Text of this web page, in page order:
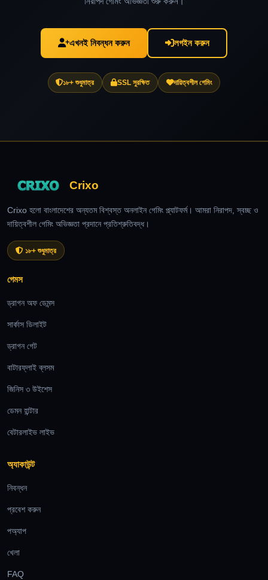
এখনই নিবন্ধন করুন লগইন করুন
১৮+ শুধুমাত্র SSL সুরক্ষিত দায়িত্বশীল গেমিং
Crixo
Crixo হলো বাংলাদেশের অন্যতম বিশ্বস্ত অনলাইন গেমিং প্ল্যাটফর্ম। আমরা নিরাপদ, স্বচ্ছ ও
দায়িত্বশীল গেমিং অভিজ্ঞতা প্রদানে প্রতিশ্রুতিবদ্ধ।
১৮+ শুধুমাত্র
গেমস
ড্রাগন অফ ডেমন্স
সার্কাস ডিলাইট
ড্রাগন গেট
বাটারফ্লাই ব্লসম
জিনিস ৩ উইশেস
ডেমন হান্টার
বেটারলাইভ লাইভ
অ্যাকাউন্ট
নিবন্ধন
প্রবেশ করুন
পঅ্যাপ
খেলা
FAQ